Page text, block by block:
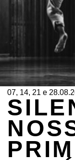
07, 14, 21 e